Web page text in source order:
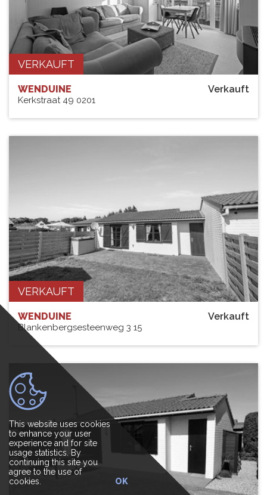
VERKAUFT
Verkauft
WENDUINE
Kerkstraat 49 0201
VERKAUFT
Verkauft
WENDUINE
Blankenbergsesteenweg 3 15
This website uses cookies
to enhance your user
experience and for site
usage statistics. By
continuing this site you
agree to the use of
cookies.
OK